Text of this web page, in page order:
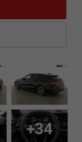
+34